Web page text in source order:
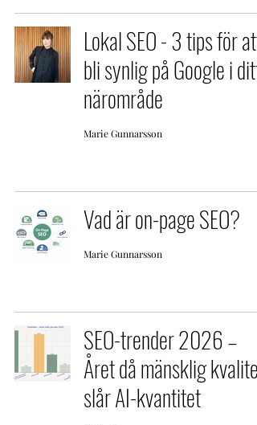
Lokal SEO - 3 tips för att
bli synlig på Google i ditt
närområde
Marie Gunnarsson
Vad är on-page SEO?
Marie Gunnarsson
SEO-trender 2026 –
Året då mänsklig kvalitet
slår AI-kvantitet